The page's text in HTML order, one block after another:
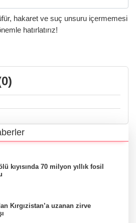
hakaret ve suç unsuru içermemesi
hatırlatırız!
0)
kıyısında 70 milyon yıllık fosil
Kırgızistan’a uzanan zirve